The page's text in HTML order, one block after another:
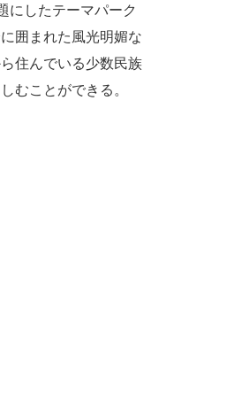
にしたテーマパーク
囲まれた風光明媚な
住んでいる少数民族
むことができる。